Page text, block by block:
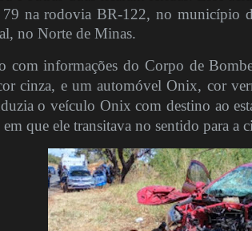
na rodovia BR-122, no município
no Norte de Minas.
com informações do Corpo de
cinza, e um automóvel Onix, cor
o veículo Onix com destino ao
que ele transitava no sentido para a